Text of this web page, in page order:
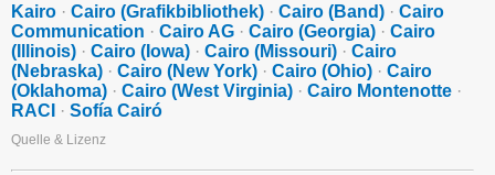
Kairo · Cairo (Grafikbibliothek) · Cairo (Band) · Cairo
Communication · Cairo AG · Cairo (Georgia) · Cairo
(Illinois) · Cairo (Iowa) · Cairo (Missouri) · Cairo
(Nebraska) · Cairo (New York) · Cairo (Ohio) · Cairo
(Oklahoma) · Cairo (West Virginia) · Cairo Montenotte ·
RACI
· Sofía Cairó
Quelle & Lizenz